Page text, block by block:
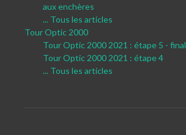
aux enchères
... Tous les articles
Tour Optic 2000
Tour Optic 2000 2021 : étape 5 - final
Tour Optic 2000 2021 : étape 4
... Tous les articles